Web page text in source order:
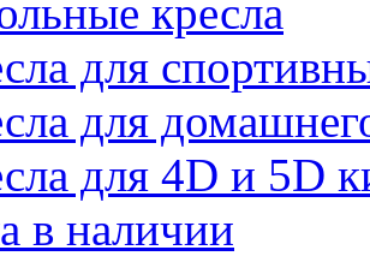
кресла
для
для
для 4D и 5D
в наличии